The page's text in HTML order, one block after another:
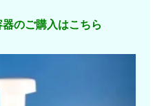
のご購入はこちら